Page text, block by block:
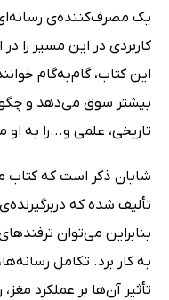
یک مصرف‌کننده‌ی رسانه‌ای
کاربردی در این مسیر را
این کتاب، گام‌به‌گام
بیشتر سوق می‌دهد و
تاریخی، علمی و...را به او
شایان ذکر است که کتاب
تألیف شده که
بنابراین می‌توان
به کار برد. تکامل
تأثیر آن‌ها بر عملکرد